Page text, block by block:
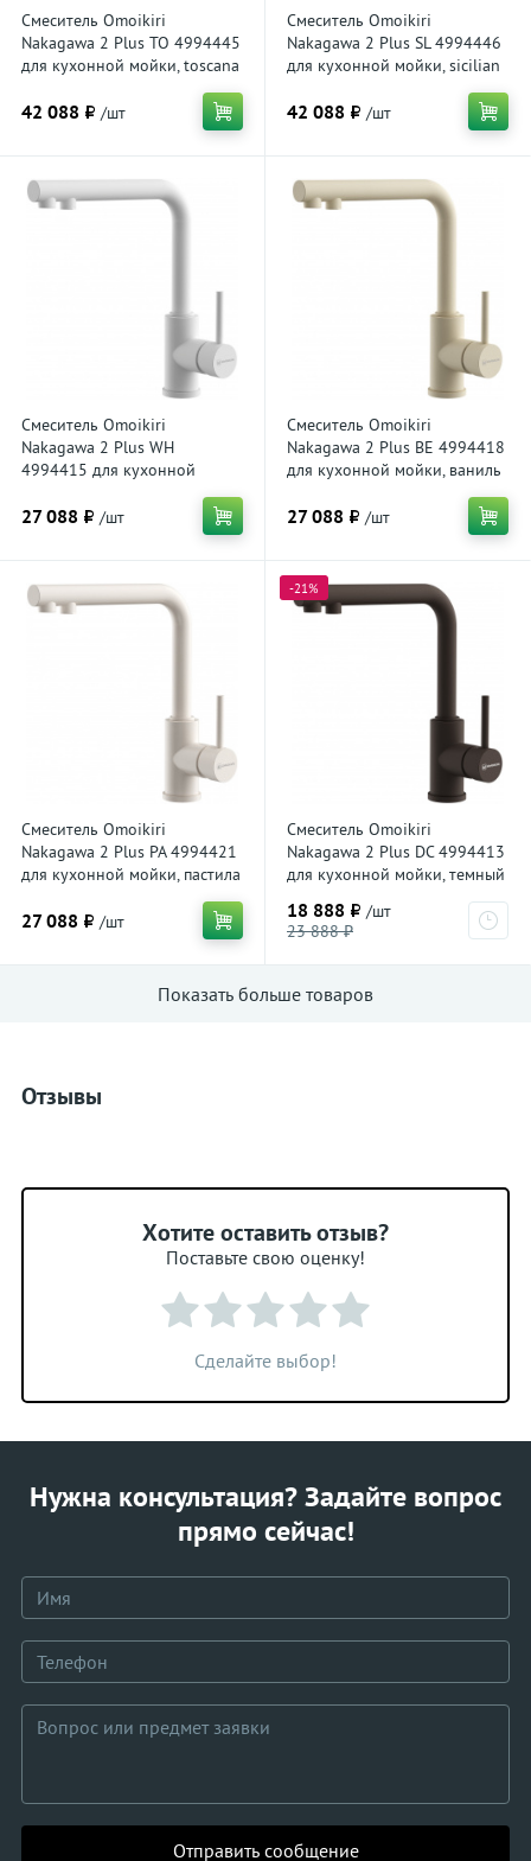
Смеситель Omoikiri
Nakagawa 2 Plus TO 4994445
для кухонной мойки, toscana
42 088 ₽ /шт
Смеситель Omoikiri
Nakagawa 2 Plus SL 4994446
для кухонной мойки, sicilian
42 088 ₽ /шт
Смеситель Omoikiri
Nakagawa 2 Plus WH
4994415 для кухонной
27 088 ₽ /шт
Смеситель Omoikiri
Nakagawa 2 Plus BE 4994418
для кухонной мойки, ваниль
27 088 ₽ /шт
Смеситель Omoikiri
Nakagawa 2 Plus PA 4994421
для кухонной мойки, пастила
27 088 ₽ /шт
-21%
Смеситель Omoikiri
Nakagawa 2 Plus DC 4994413
для кухонной мойки, темный
18 888 ₽ /шт
23 888 ₽
Показать больше товаров
Отзывы
Хотите оставить отзыв?
Поставьте свою оценку!
Сделайте выбор!
Нужна консультация? Задайте вопрос
прямо сейчас!
Отправить сообщение